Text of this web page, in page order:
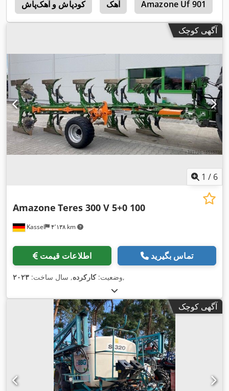
کودپاش و آهک‌پاش آهک Amazone Uf 901
آگهی کوچک
1 / 6
Kassel ۴٬۱۳۸ km
Amazone Teres 300 V 5+0 100
اطلاعات قیمت تماس بگیرید
وضعیت:کارکرده, سال ساخت: ۲۰۲۳ ,
آگهی کوچک